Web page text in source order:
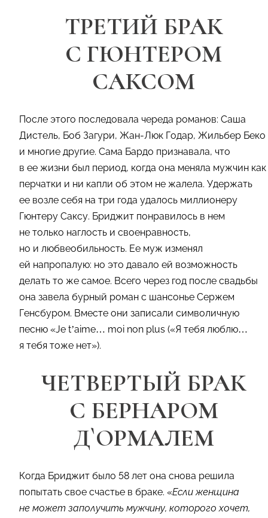
ТРЕТИЙ БРАК
С ГЮНТЕРОМ
САКСОМ
После этого последовала череда романов: Саша
Дистель, Боб Загури, Жан-Люк Годар, Жильбер Беко
и многие другие. Сама Бардо признавала, что
в ее жизни был период, когда она меняла мужчин как
перчатки и ни капли об этом не жалела. Удержать
ее возле себя на три года удалось миллионеру
Гюнтеру Саксу. Бриджит понравилось в нем
не только наглость и своенравность,
но и любвеобильность. Ее муж изменял
ей напропалую: но это давало ей возможность
делать то же самое. Всего через год после свадьбы
она завела бурный роман с шансонье Сержем
Генсбуром. Вместе они записали символичную
песню «Je t’aime… moi non plus («Я тебя люблю…
я тебя тоже нет»).
ЧЕТВЕРТЫЙ БРАК
С БЕРНАРОМ
Д`ОРМАЛЕМ
Когда Бриджит было 58 лет она снова решила
попытать свое счастье в браке. «Если женщина
не может заполучить мужчину, которого хочет,